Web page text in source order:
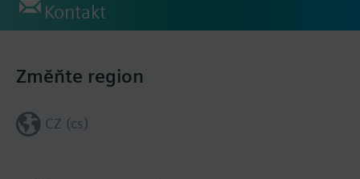
Kontakt
Změňte region
CZ (cs)